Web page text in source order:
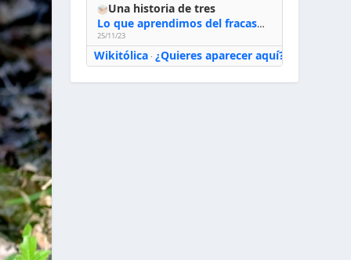
Una historia de tres
Lo que aprendimos del fracaso al emprender
25/11/23
Wikitólica· ¿Quieres aparecer aquí?